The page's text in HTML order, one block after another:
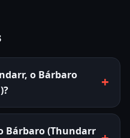
o Bárbaro
Bárbaro (Thundarr